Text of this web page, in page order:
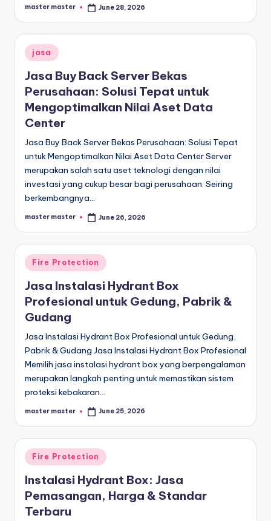
Posted
master master June 28, 2026
Posted
in
jasa
Jasa Buy Back Server Bekas
Perusahaan: Solusi Tepat untuk
Mengoptimalkan Nilai Aset Data
Center
Jasa Buy Back Server Bekas Perusahaan: Solusi Tepat
untuk Mengoptimalkan Nilai Aset Data Center Server
merupakan salah satu aset teknologi dengan nilai
investasi yang cukup besar bagi perusahaan. Seiring
berkembangnya…
Posted
master master June 26, 2026
Posted
in
Fire Protection
Jasa Instalasi Hydrant Box
Profesional untuk Gedung, Pabrik &
Gudang
Jasa Instalasi Hydrant Box Profesional untuk Gedung,
Pabrik & Gudang Jasa Instalasi Hydrant Box Profesional
Memilih jasa instalasi hydrant box yang berpengalaman
merupakan langkah penting untuk memastikan sistem
proteksi kebakaran…
Posted
master master June 25, 2026
Posted
in
Fire Protection
Instalasi Hydrant Box: Jasa
Pemasangan, Harga & Standar
Terbaru